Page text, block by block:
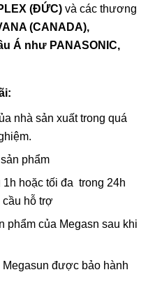
(ĐỨC) và các thương
(CANADA),
Á như PANASONIC,
nhà sản xuất trong quá
phẩm
hoặc tối đa trong 24h
cầu hỗ trợ
phẩm của Megasn sau khi
được bảo hành